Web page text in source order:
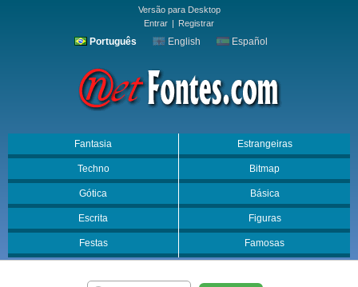
Versão para Desktop
Entrar | Registrar
Português English Español
Fantasia Estrangeiras
Techno Bitmap
Gótica Básica
Escrita Figuras
Festas Famosas